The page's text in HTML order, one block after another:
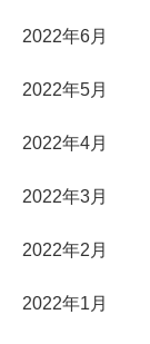
2022年6月
2022年5月
2022年4月
2022年3月
2022年2月
2022年1月